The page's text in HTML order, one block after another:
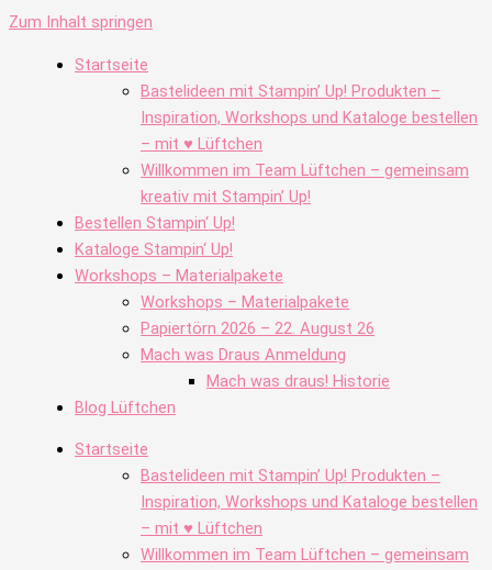
Zum Inhalt springen
Startseite
Bastelideen mit Stampin’ Up! Produkten –
Inspiration, Workshops und Kataloge bestellen
– mit ♥ Lüftchen
Willkommen im Team Lüftchen – gemeinsam
kreativ mit Stampin’ Up!
Bestellen Stampin‘ Up!
Kataloge Stampin‘ Up!
Workshops – Materialpakete
Workshops – Materialpakete
Papiertörn 2026 – 22. August 26
Mach was Draus Anmeldung
Mach was draus! Historie
Blog Lüftchen
Startseite
Bastelideen mit Stampin’ Up! Produkten –
Inspiration, Workshops und Kataloge bestellen
– mit ♥ Lüftchen
Willkommen im Team Lüftchen – gemeinsam